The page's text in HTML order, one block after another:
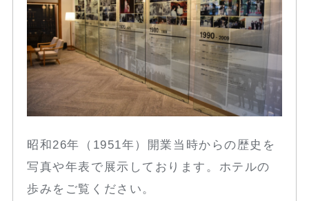
昭和26年（1951年）開業当時からの歴史を
写真や年表で展示しております。ホテルの
歩みをご覧ください。